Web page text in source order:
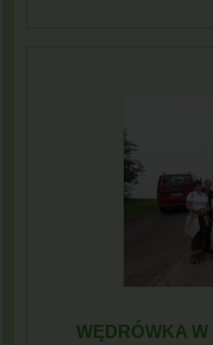
WĘDRÓWKA